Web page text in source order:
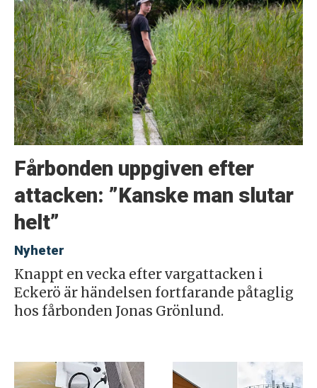
Fårbonden uppgiven efter
attacken: ”Kanske man slutar
helt”
Nyheter
Knappt en vecka efter vargattacken i
Eckerö är händelsen fortfarande påtaglig
hos fårbonden Jonas Grönlund.